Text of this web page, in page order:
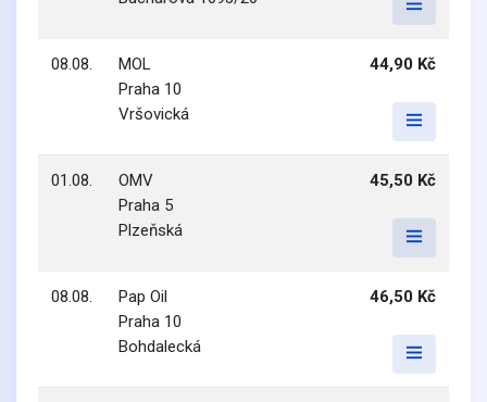
08.08.
MOL
Praha 10
Vršovická
44,90 Kč
01.08.
OMV
Praha 5
Plzeňská
45,50 Kč
08.08.
Pap Oil
Praha 10
Bohdalecká
46,50 Kč